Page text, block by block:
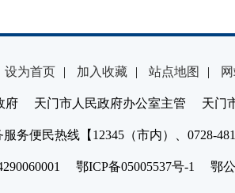
设为首页 | 加入收藏 | 站点地图 |
府 天门市人民政府办公室主管 天门
服务便民热线【12345（市内）、0728-
鄂ICP备05005537号-1 鄂公